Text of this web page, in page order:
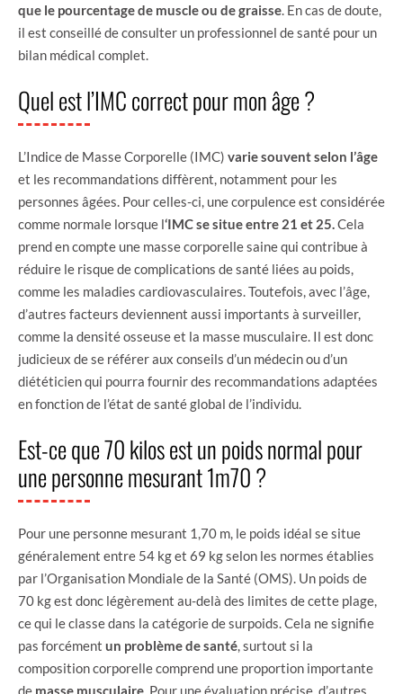
que le pourcentage de muscle ou de graisse . En cas de doute,
il est conseillé de consulter un professionnel de santé pour un
bilan médical complet.
Quel est l’IMC correct pour mon âge ?
L’Indice de Masse Corporelle (IMC) varie souvent selon l’âge
et les recommandations diffèrent, notamment pour les
personnes âgées. Pour celles-ci, une corpulence est considérée
comme normale lorsque l‘IMC se situe entre 21 et 25. Cela
prend en compte une masse corporelle saine qui contribue à
réduire le risque de complications de santé liées au poids,
comme les maladies cardiovasculaires. Toutefois, avec l’âge,
d’autres facteurs deviennent aussi importants à surveiller,
comme la densité osseuse et la masse musculaire. Il est donc
judicieux de se référer aux conseils d’un médecin ou d’un
diététicien qui pourra fournir des recommandations adaptées
en fonction de l’état de santé global de l’individu.
Est-ce que 70 kilos est un poids normal pour
une personne mesurant 1m70 ?
Pour une personne mesurant 1,70 m, le poids idéal se situe
généralement entre 54 kg et 69 kg selon les normes établies
par l’Organisation Mondiale de la Santé (OMS). Un poids de
70 kg est donc légèrement au-delà des limites de cette plage,
ce qui le classe dans la catégorie de surpoids. Cela ne signifie
pas forcément un problème de santé , surtout si la
composition corporelle comprend une proportion importante
de masse musculaire . Pour une évaluation précise, d’autres